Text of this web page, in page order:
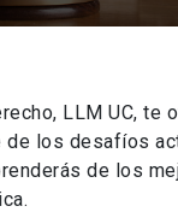
LLM UC,
los desafíos
de los